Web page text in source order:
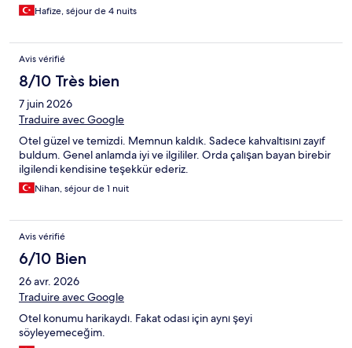
Hafize, séjour de 4 nuits
Avis vérifié
8/10 Très bien
7 juin 2026
Traduire avec Google
Otel güzel ve temizdi. Memnun kaldık. Sadece kahvaltısını zayıf
buldum. Genel anlamda iyi ve ilgililer. Orda çalışan bayan birebir
ilgilendi kendisine teşekkür ederiz.
Nihan, séjour de 1 nuit
Avis vérifié
6/10 Bien
26 avr. 2026
Traduire avec Google
Otel konumu harikaydı. Fakat odası için aynı şeyi
söyleyemeceğim.